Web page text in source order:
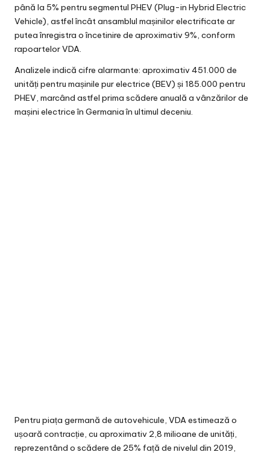
până la 5% pentru segmentul PHEV (Plug-in Hybrid Electric
Vehicle), astfel încât ansamblul mașinilor electrificate ar
putea înregistra o încetinire de aproximativ 9%, conform
rapoartelor VDA.
Analizele indică cifre alarmante: aproximativ 451.000 de
unități pentru mașinile pur electrice (BEV) și 185.000 pentru
PHEV, marcând astfel prima scădere anuală a vânzărilor de
mașini electrice în Germania în ultimul deceniu.
Pentru piața germană de autovehicule, VDA estimează o
ușoară contracție, cu aproximativ 2,8 milioane de unități,
reprezentând o scădere de 25% față de nivelul din 2019,